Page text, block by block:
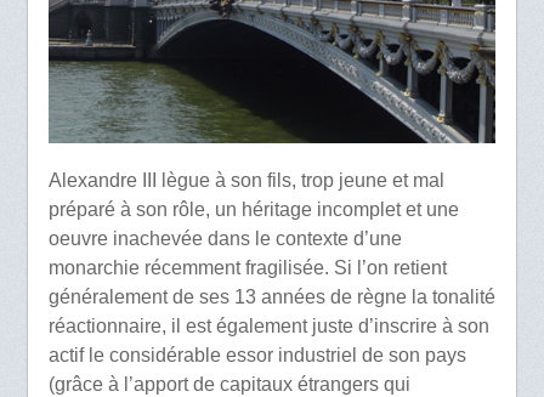
Alexandre III lègue à son fils, trop jeune et mal
préparé à son rôle, un héritage incomplet et une
oeuvre inachevée dans le contexte d’une
monarchie récemment fragilisée. Si l’on retient
généralement de ses 13 années de règne la tonalité
réactionnaire, il est également juste d’inscrire à son
actif le considérable essor industriel de son pays
(grâce à l’apport de capitaux étrangers qui